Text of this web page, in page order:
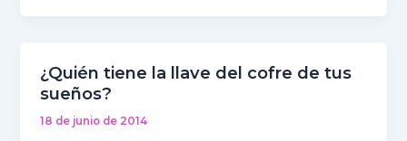
coach
cuando
hablamos
¿Quién tiene la llave del cofre de tus
sueños?
18 de junio de 2014
¿Quién
tiene
la